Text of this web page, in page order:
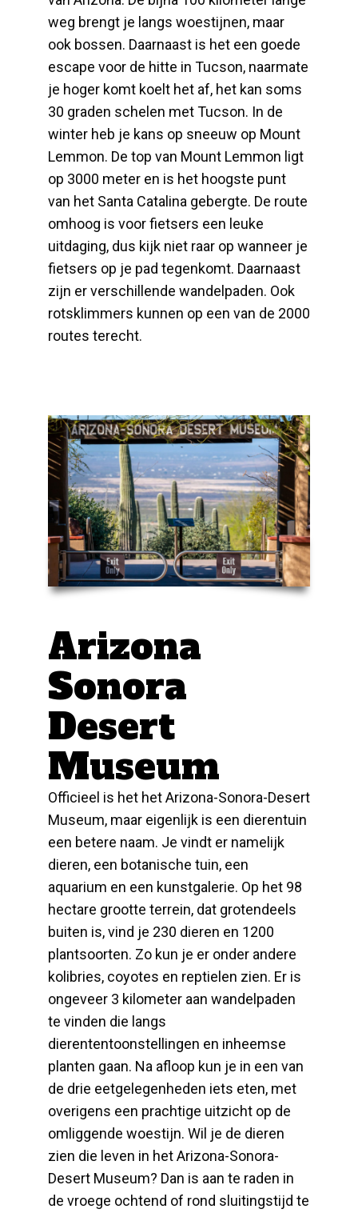
weg brengt je langs woestijnen, maar
ook bossen. Daarnaast is het een goede
escape voor de hitte in Tucson, naarmate
je hoger komt koelt het af, het kan soms
30 graden schelen met Tucson. In de
winter heb je kans op sneeuw op Mount
Lemmon. De top van Mount Lemmon ligt
op 3000 meter en is het hoogste punt
van het Santa Catalina gebergte. De route
omhoog is voor fietsers een leuke
uitdaging, dus kijk niet raar op wanneer je
fietsers op je pad tegenkomt. Daarnaast
zijn er verschillende wandelpaden. Ook
rotsklimmers kunnen op een van de 2000
routes terecht.
Arizona
Sonora
Desert
Museum
Officieel is het het Arizona-Sonora-Desert
Museum, maar eigenlijk is een dierentuin
een betere naam. Je vindt er namelijk
dieren, een botanische tuin, een
aquarium en een kunstgalerie. Op het 98
hectare grootte terrein, dat grotendeels
buiten is, vind je 230 dieren en 1200
plantsoorten. Zo kun je er onder andere
kolibries, coyotes en reptielen zien. Er is
ongeveer 3 kilometer aan wandelpaden
te vinden die langs
dierententoonstellingen en inheemse
planten gaan. Na afloop kun je in een van
de drie eetgelegenheden iets eten, met
overigens een prachtige uitzicht op de
omliggende woestijn. Wil je de dieren
zien die leven in het Arizona-Sonora-
Desert Museum? Dan is aan te raden in
de vroege ochtend of rond sluitingstijd te